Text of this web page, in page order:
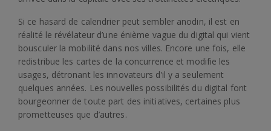
Si ce hasard de calendrier peut sembler anodin, il est en
réalité le révélateur d’une énième vague du digital qui vient
bousculer la mobilité dans nos villes. Encore une fois, elle
redistribue les cartes de la concurrence et modifie les
usages, détronant les innovateurs d’il y a seulement
quelques années. Les nouvelles possibilités du digital font
bourgeonner de toute part des initiatives, certaines plus
prometteuses que d’autres.